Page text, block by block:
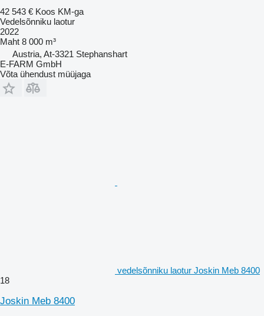
42 543 € Koos KM-ga
Vedelsõnniku laotur
2022
Maht 8 000 m³
Austria, At-3321 Stephanshart
E-FARM GmbH
Võta ühendust müüjaga
vedelsõnniku laotur Joskin Meb 8400
18
Joskin Meb 8400